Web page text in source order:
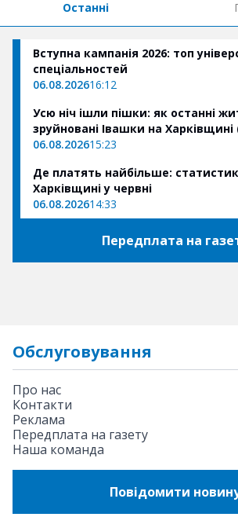
Останні
Вступна кампанія 2026: топ
спеціальностей
06.08.202616:12
Усю ніч ішли пішки: як останні
зруйновані Івашки на
06.08.202615:23
Де платять найбільше:
Харківщині у червні
06.08.202614:33
Передплата на
Обслуговування
Про нас
Контакти
Реклама
Передплата на газету
Наша команда
Повідомити